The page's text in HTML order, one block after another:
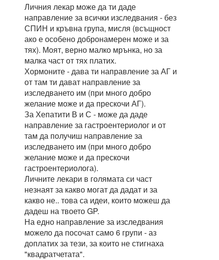
Личния лекар може да ти даде
направление за всички изследвания - без
СПИН и кръвна група, мисля (всъщност
ако е особено добронамерен може и за
тях). Моят, верно малко мрънка, но за
малка част от тях платих.
Хормоните - дава ти направление за АГ и
от там ти дават направление за
изследването им (при много добро
желание може и да прескочи АГ).
За Хепатити В и С - може да даде
направление за гастроентериолог и от
там да получиш направление за
изследването им (при много добро
желание може и да прескочи
гастроентериолога).
Личните лекари в голямата си част
незнаят за какво могат да дадат и за
какво не.. това са идеи, които можеш да
дадеш на твоето GP.
На едно направление за изследвания
можело да посочат само 6 групи - аз
доплатих за тези, за които не стигнаха
"квадратчетата".